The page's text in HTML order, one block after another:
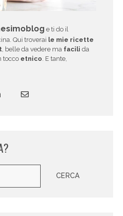
e ti do il
Qui troverai le mie ricette
, belle da vedere ma facili da
tocco etnico. E tante,
CERCA